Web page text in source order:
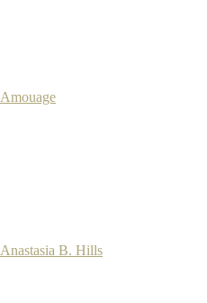
Amouage
Anastasia B. Hills